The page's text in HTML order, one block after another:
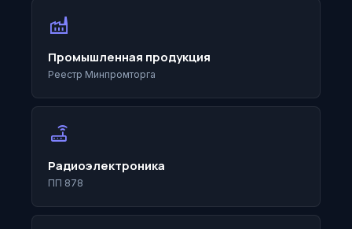
factory
Промышленная продукция
Реестр Минпромторга
router
Радиоэлектроника
ПП 878